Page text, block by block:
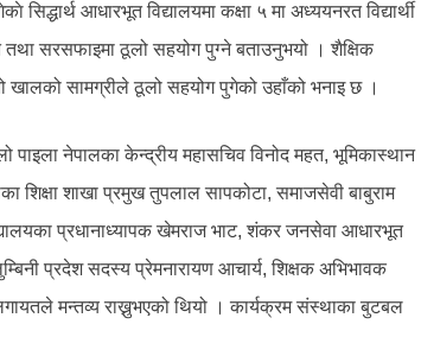
आधारभूत विद्यालयमा कक्षा ५ मा अध्ययनरत विद्यार्थी
सरसफाइमा ठूलो सहयोग पुग्ने बताउनुभयो । शैक्षिक
खालको सामग्रीले ठूलो सहयोग पुगेको उहाँको भनाइ छ ।
पाइला नेपालका केन्द्रीय महासचिव विनोद महत, भूमिकास्थान
शिक्षा शाखा प्रमुख तुपलाल सापकोटा, समाजसेवी बाबुराम
प्रधानाध्यापक खेमराज भाट, शंकर जनसेवा आधारभूत
प्रदेश सदस्य प्रेमनारायण आचार्य, शिक्षक अभिभावक
मन्तव्य राख्नुभएको थियो । कार्यक्रम संस्थाका बुटबल